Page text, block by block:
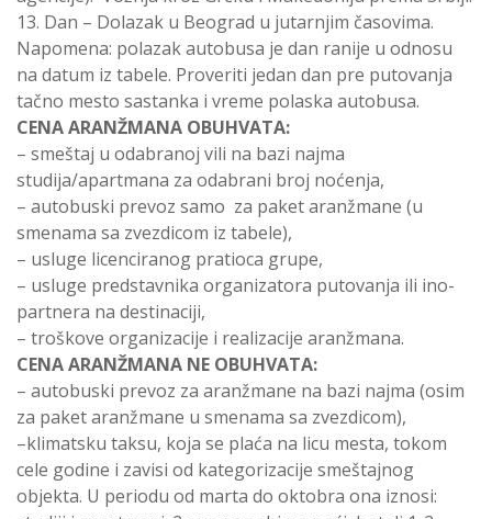
13. Dan – Dolazak u Beograd u jutarnjim časovima.
Napomena: polazak autobusa je dan ranije u odnosu
na datum iz tabele. Proveriti jedan dan pre putovanja
tačno mesto sastanka i vreme polaska autobusa.
CENA ARANŽMANA OBUHVATA:
– smeštaj u odabranoj vili na bazi najma
studija/apartmana za odabrani broj noćenja,
– autobuski prevoz samo za paket aranžmane (u
smenama sa zvezdicom iz tabele),
– usluge licenciranog pratioca grupe,
– usluge predstavnika organizatora putovanja ili ino-
partnera na destinaciji,
– troškove organizacije i realizacije aranžmana.
CENA ARANŽMANA NE OBUHVATA:
– autobuski prevoz za aranžmane na bazi najma (osim
za paket aranžmane u smenama sa zvezdicom),
–klimatsku taksu, koja se plaća na licu mesta, tokom
cele godine i zavisi od kategorizacije smeštajnog
objekta. U periodu od marta do oktobra ona iznosi: